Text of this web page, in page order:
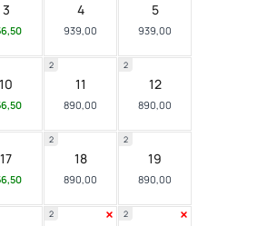
3 4
939,00
5
939,00
10 11
890,00
2
12
890,00
2
17 18
890,00
2
19
890,00
2
2 2